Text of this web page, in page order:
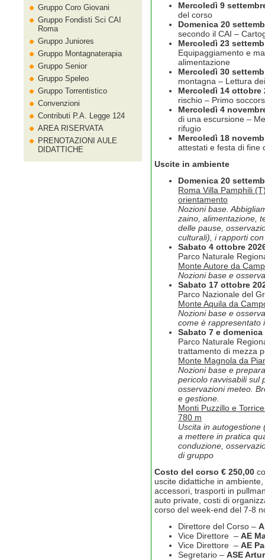
Mercoledì 9
del corso
Domenica 20
secondo il CAI –
Mercoledì 23
Equipaggiamento e
alimentazione
Mercoledì 30
montagna – Lettura
Mercoledì 14 ottobre
rischio – Primo
Mercoledì 4
di una escursione –
rifugio
Mercoledì 18
attestati e festa di fine
Uscite in ambiente
Domenica 20
Roma Villa Pamphili
orientamento
Nozioni base.
zaino, alimentazione,
delle pause,
culturali), i rapporti
Sabato 4 ottobre
Parco Naturale
Monte Autore da
Nozioni base e
Sabato 17 ottobre
Parco Nazionale del
Monte Aquila da
Nozioni base e
come è rappresentato
Sabato 7 e
Parco Naturale
trattamento di mezza
Monte Magnola da
Nozioni base e
pericolo ravvisabili sul
osservazioni meteo.
e gestione.
Monti Puzzillo e
780 m
Uscita in autogestione
a mettere in pratica
conduzione,
di gruppo
Costo del corso € 250,00
uscite didattiche in
accessori, trasporti in
auto private, costi di
corso del week-end del 7-8
Direttore del Corso –
Vice Direttore – AE
Vice Direttore – AE
Segretario – ASE
Gruppo Coro Giovani
Gruppo Fondisti Sci CAI
Roma
Gruppo Juniores
Gruppo Montagnaterapia
Gruppo Senior
Gruppo Speleo
Gruppo Torrentistico
Convenzioni
Contributi P.A. Legge 124
AREA RISERVATA
PRENOTAZIONI AULE
DIDATTICHE